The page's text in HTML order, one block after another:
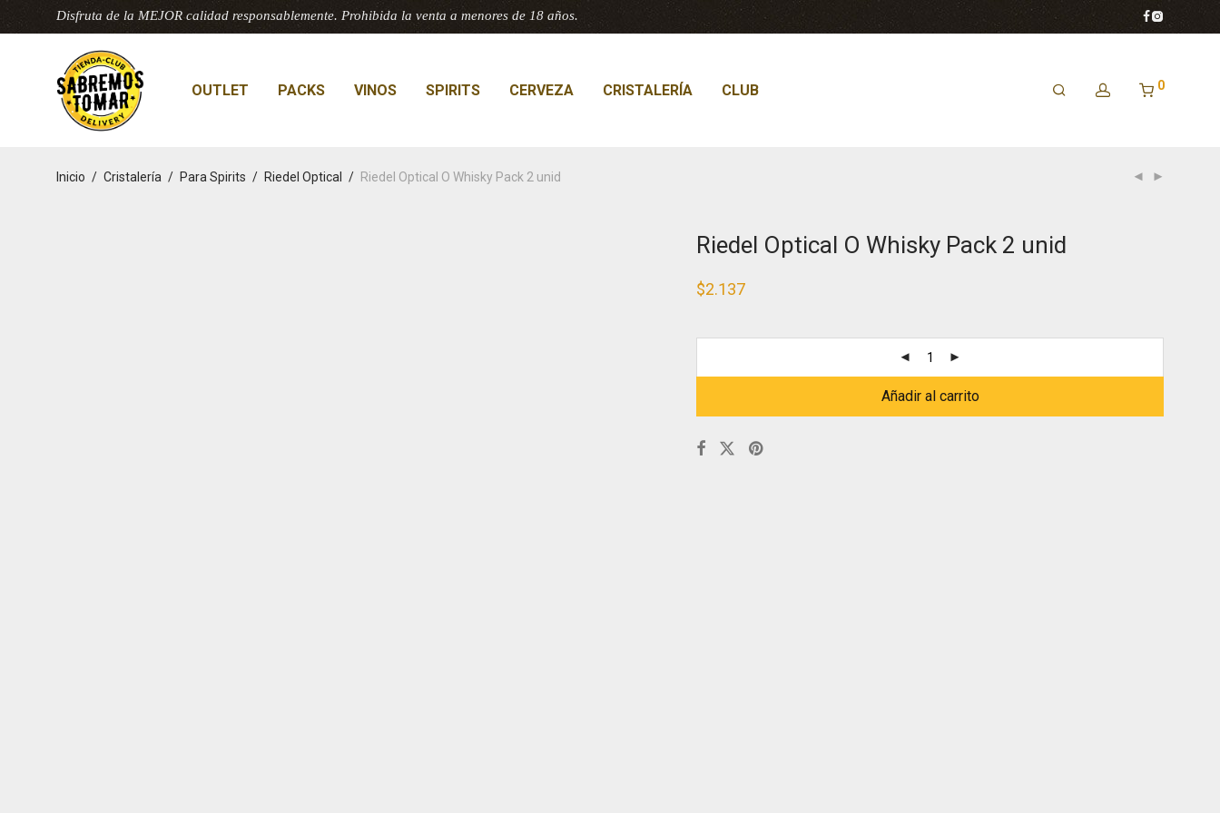
Disfruta de la MEJOR calidad responsablemente. Prohibida la venta a menores de 18 años.
OUTLET PACKS VINOS SPIRITS CERVEZA CRISTALERÍA CLUB 0
Inicio / Cristalería / Para Spirits / Riedel Optical / Riedel Optical O Whisky Pack 2 unid
Riedel Optical O Whisky Pack 2 unid
$2.137
Añadir al carrito